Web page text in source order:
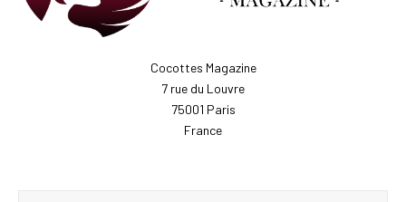
Cocottes Magazine
7 rue du Louvre
75001 Paris
France